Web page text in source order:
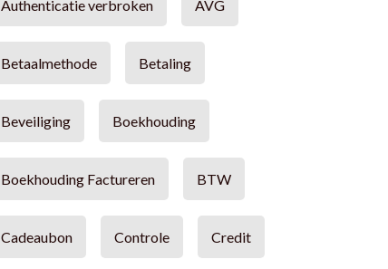
Authenticatie verbroken AVG
Betaalmethode Betaling
Beveiliging Boekhouding
Boekhouding Factureren BTW
Cadeaubon Controle Credit